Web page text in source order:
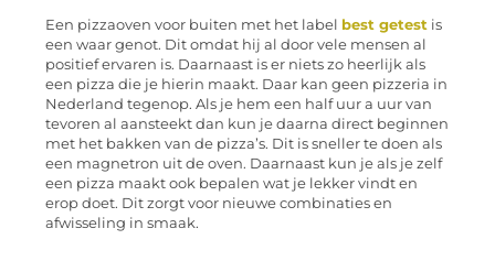
Een pizzaoven voor buiten met het label best getest is
een waar genot. Dit omdat hij al door vele mensen al
positief ervaren is. Daarnaast is er niets zo heerlijk als
een pizza die je hierin maakt. Daar kan geen pizzeria in
Nederland tegenop. Als je hem een half uur a uur van
tevoren al aansteekt dan kun je daarna direct beginnen
met het bakken van de pizza’s. Dit is sneller te doen als
een magnetron uit de oven. Daarnaast kun je als je zelf
een pizza maakt ook bepalen wat je lekker vindt en
erop doet. Dit zorgt voor nieuwe combinaties en
afwisseling in smaak.